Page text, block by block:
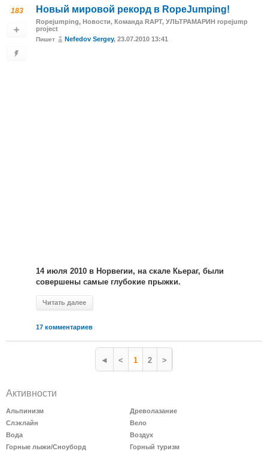
183 Новый мировой рекорд в RopeJumping!
Ropejumping, Новости, Команда RAPT, УЛЬТРАМАРИН ropejump
project
Пишет Nefedov Sergey, 23.07.2010 13:41
14 июля 2010 в Норвегии, на скале Кьераг, были
совершены самые глубокие прыжки.
Читать далее
17 комментариев
◄ < 1 2 >
Активности
Альпинизм
Древолазание
Слэклайн
Вело
Вода
Воздух
Горные лыжи/Сноуборд
Горный туризм